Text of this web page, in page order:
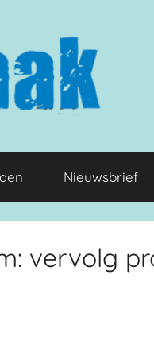
Nieuwsbrief
vervolg